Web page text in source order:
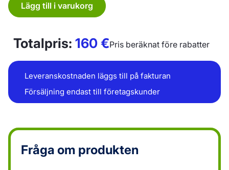
Lägg till i varukorg
Totalpris: 160€Pris beräknat före rabatter
Leveranskostnaden läggs till på fakturan
Försäljning endast till företagskunder
Fråga om produkten